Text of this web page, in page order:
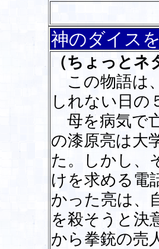
神のダイス
（ちょっとネ
この物語は
しれない日の
母を病気で
の漆原亮は大
た。しかし、
けを求める電
かった亮は、
を殺そうと決
から拳銃の売